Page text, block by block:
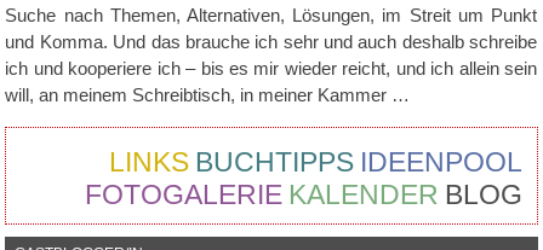
Suche nach Themen, Alternativen, Lösungen, im Streit um Punkt
und Komma. Und das brauche ich sehr und auch deshalb schreibe
ich und kooperiere ich – bis es mir wieder reicht, und ich allein sein
will, an meinem Schreibtisch, in meiner Kammer …
IDEENPOOL
BUCHTIPPS
LINKS
BLOG
KALENDER
FOTOGALERIE